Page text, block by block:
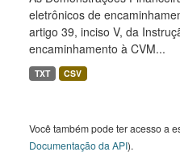
eletrônicos de
artigo 39, inciso V, da
encaminhamento à CVM...
TXT CSV
Você também pode ter acesso a
Documentação da API).